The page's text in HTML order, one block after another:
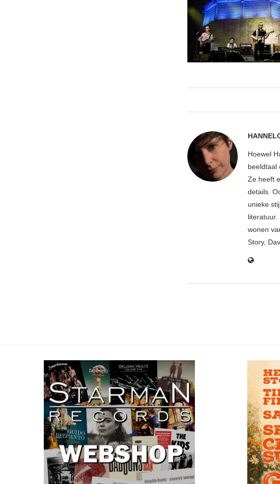
Hoewel
beeldtaal
Ze heeft
details.
unieke
wonen
Story,